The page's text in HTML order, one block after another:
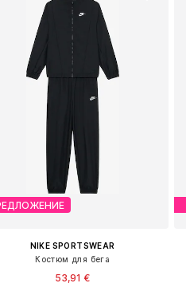
NIKE SPORTSWEAR
Костюм для бега
53,91 €